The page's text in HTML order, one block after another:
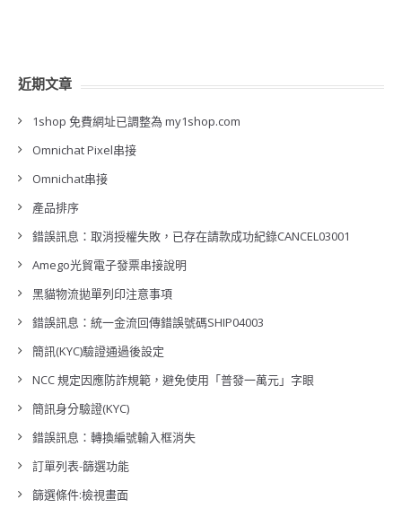
近期文章
1shop 免費網址已調整為 my1shop.com
Omnichat Pixel串接
Omnichat串接
產品排序
錯誤訊息：取消授權失敗，已存在請款成功紀錄CANCEL03001
Amego光貿電子發票串接說明
黑貓物流拋單列印注意事項
錯誤訊息：統一金流回傳錯誤號碼SHIP04003
簡訊(KYC)驗證通過後設定
NCC 規定因應防詐規範，避免使用「普發一萬元」字眼
簡訊身分驗證(KYC)
錯誤訊息：轉換編號輸入框消失
訂單列表-篩選功能
篩選條件:檢視畫面